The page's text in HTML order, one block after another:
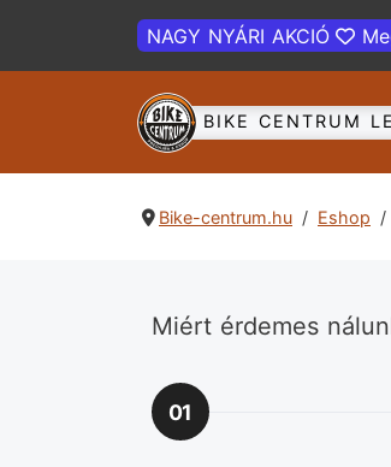
NAGY NYÁRI AKCIÓ
BIKE CENTRUM
Bike-centrum.hu Eshop
Miért érdemes
01